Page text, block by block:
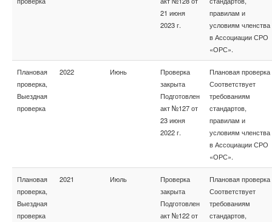
21 июня
2023 г.
правилам и
условиям членства
в Ассоциации СРО
«ОРС».
Плановая
проверка,
Выездная
проверка
2022 Июнь
Проверка
закрыта
Подготовлен
акт №127 от
23 июня
2022 г.
Плановая проверка
Соответствует
требованиям
стандартов,
правилам и
условиям членства
в Ассоциации СРО
«ОРС».
Плановая
проверка,
Выездная
проверка
2021 Июль
Проверка
закрыта
Подготовлен
акт №122 от
Плановая проверка
Соответствует
требованиям
стандартов,